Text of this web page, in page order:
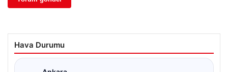
Hava Durumu